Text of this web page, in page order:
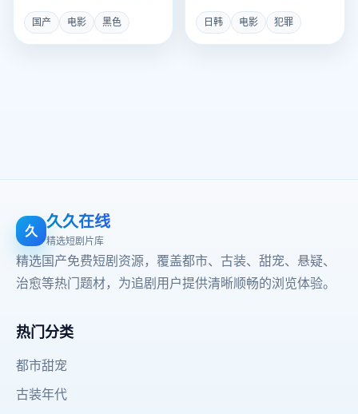
人困在厨房一整天。
国产 电影 黑色
被另一个犯罪组织培养成杀
手。
日韩 电影 犯罪
久 久久在线
精选短剧片库
精选国产免费短剧资源，覆盖都市、古装、甜宠、悬疑、
治愈等热门题材，为追剧用户提供清晰顺畅的浏览体验。
热门分类
都市甜宠
古装年代